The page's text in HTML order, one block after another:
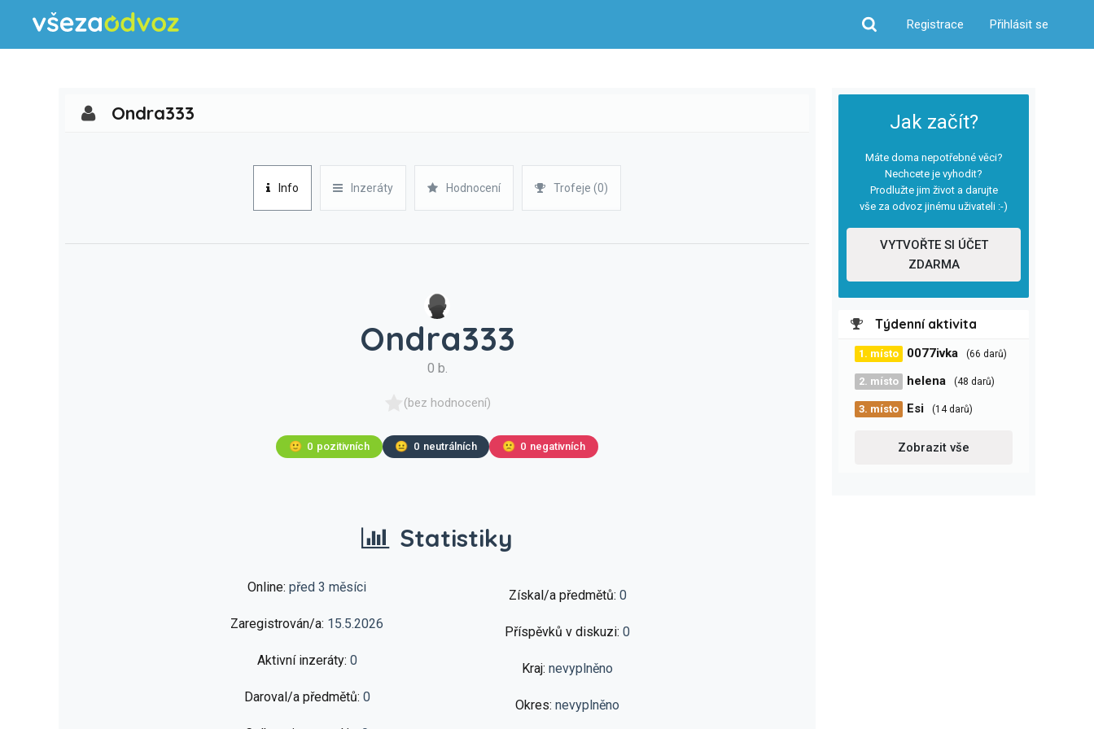
Hledat
Registrace Přihlásit se
Jak začít?
Máte doma nepotřebné věci?
Nechcete je vyhodit?
Prodlužte jim život a darujte
vše za odvoz jinému uživateli :-)
VYTVOŘTE SI ÚČET
ZDARMA
Týdenní aktivita
1. místo 0077ivka (66 darů)
2. místo helena (48 darů)
3. místo Esi (14 darů)
Zobrazit vše
Ondra333
Info Inzeráty Hodnocení Trofeje (0)
Ondra333
0 b.
(bez hodnocení)
🙂 0 pozitivních 😐 0 neutrálních 🙁 0 negativních
Statistiky
Online: před 3 měsíci
Zaregistrován/a: 15.5.2026
Aktivní inzeráty: 0
Daroval/a předmětů: 0
Získal/a předmětů: 0
Příspěvků v diskuzi: 0
Kraj: nevyplněno
Okres: nevyplněno